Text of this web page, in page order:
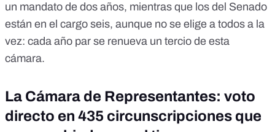
un mandato de dos años, mientras que los del Senado
están en el cargo seis, aunque no se elige a todos a la
vez: cada año par se renueva un tercio de esta
cámara.
La Cámara de Representantes: voto
directo en 435 circunscripciones que